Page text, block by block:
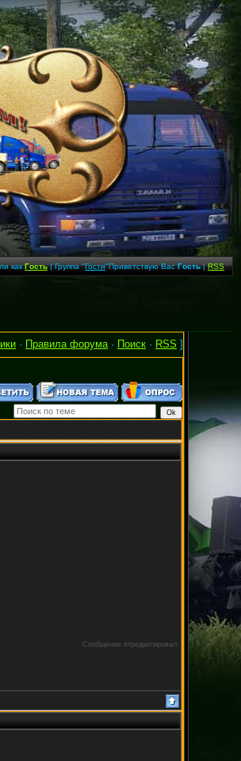
какГость| Группа "Гости"Приветствую ВасГость|RSS
· Правила форума · Поиск · RSS ]
Сообщение отредактировал